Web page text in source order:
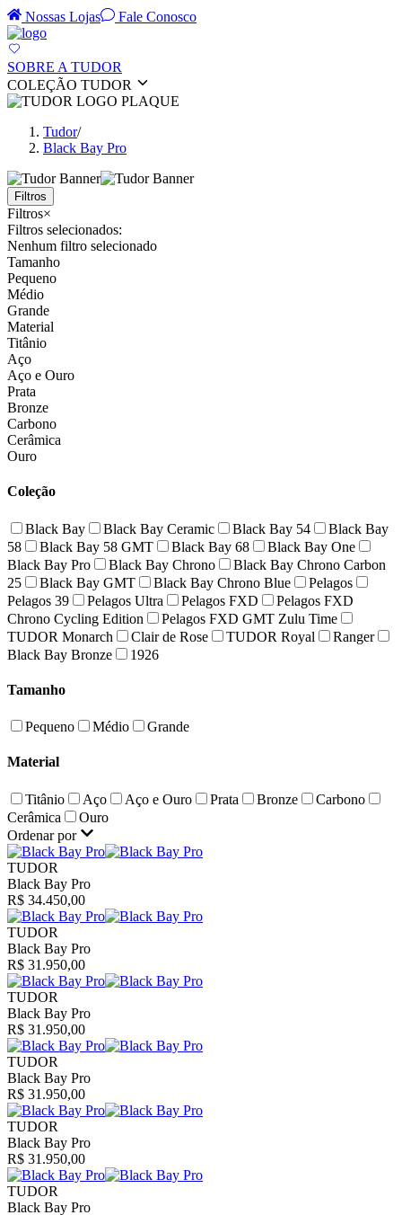
Nossas Lojas Fale Conosco
SOBRE A TUDOR
COLEÇÃO TUDOR
Tudor/
Black Bay Pro
Filtros
Filtros×
Filtros selecionados:
Nenhum filtro selecionado
Tamanho
Pequeno
Médio
Grande
Material
Titânio
Aço
Aço e Ouro
Prata
Bronze
Carbono
Cerâmica
Ouro
Coleção
Black Bay Black Bay Ceramic Black Bay 54
Black Bay
58
Black Bay 58 GMT Black Bay 68
Black Bay One
Black Bay Pro
Black Bay Chrono
Black Bay Chrono Carbon
25
Black Bay GMT Black Bay Chrono Blue
Pelagos
Pelagos 39
Pelagos Ultra Pelagos FXD
Pelagos FXD
Chrono Cycling Edition
Pelagos FXD GMT Zulu Time
TUDOR Monarch
Clair de Rose TUDOR Royal
Ranger
Black Bay Bronze
1926
Tamanho
Pequeno Médio Grande
Material
Titânio Aço Aço e Ouro Prata Bronze
Carbono
Cerâmica
Ouro
Ordenar por
TUDOR
Black Bay Pro
R$ 34.450,00
TUDOR
Black Bay Pro
R$ 31.950,00
TUDOR
Black Bay Pro
R$ 31.950,00
TUDOR
Black Bay Pro
R$ 31.950,00
TUDOR
Black Bay Pro
R$ 31.950,00
TUDOR
Black Bay Pro